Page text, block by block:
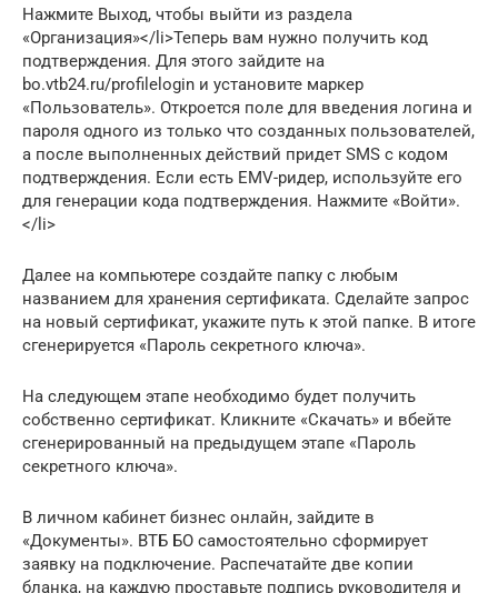
Нажмите Выход, чтобы выйти из раздела
«Организация»</li>Теперь вам нужно получить код
подтверждения. Для этого зайдите на
bo.vtb24.ru/profilelogin и установите маркер
«Пользователь». Откроется поле для введения логина и
пароля одного из только что созданных пользователей,
а после выполненных действий придет SMS с кодом
подтверждения. Если есть EMV-ридер, используйте его
для генерации кода подтверждения. Нажмите «Войти».
</li>
Далее на компьютере создайте папку с любым
названием для хранения сертификата. Сделайте запрос
на новый сертификат, укажите путь к этой папке. В итоге
сгенерируется «Пароль секретного ключа».
На следующем этапе необходимо будет получить
собственно сертификат. Кликните «Скачать» и вбейте
сгенерированный на предыдущем этапе «Пароль
секретного ключа».
В личном кабинет бизнес онлайн, зайдите в
«Документы». ВТБ БО самостоятельно сформирует
заявку на подключение. Распечатайте две копии
бланка, на каждую проставьте подпись руководителя и